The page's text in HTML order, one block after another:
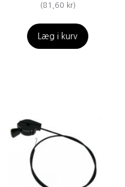
(81,60 kr)
Læg i kurv